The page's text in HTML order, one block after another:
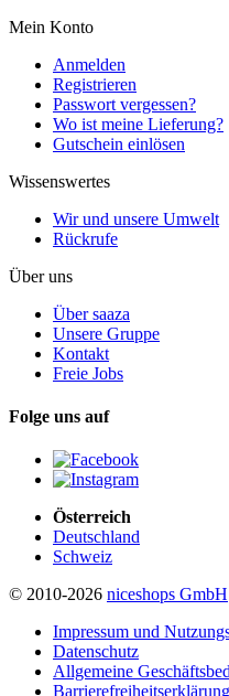
Mein Konto
Anmelden
Registrieren
Passwort vergessen?
Wo ist meine Lieferung?
Gutschein einlösen
Wissenswertes
Wir und unsere Umwelt
Rückrufe
Über uns
Über saaza
Unsere Gruppe
Kontakt
Freie Jobs
Folge uns auf
Österreich
Deutschland
Schweiz
© 2010-2026 niceshops GmbH
Impressum und
Datenschutz
Allgemeine
Barrierefreiheitserklärung